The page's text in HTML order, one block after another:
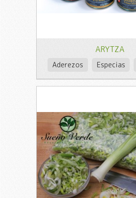
ARYTZA
Aderezos Especias